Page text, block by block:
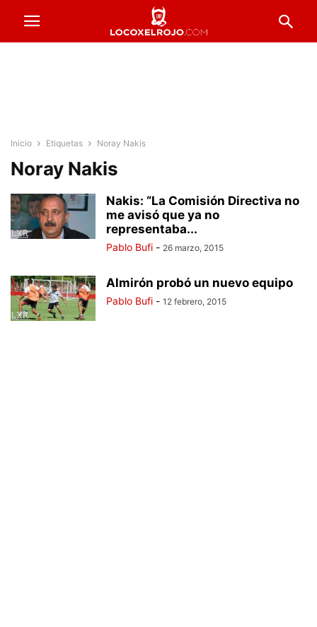
Inicio Etiquetas Noray Nakis
Noray Nakis
Nakis: “La Comisión Directiva no
me avisó que ya no
representaba...
Pablo Bufi - 26 marzo, 2015
Almirón probó un nuevo equipo
Pablo Bufi - 12 febrero, 2015